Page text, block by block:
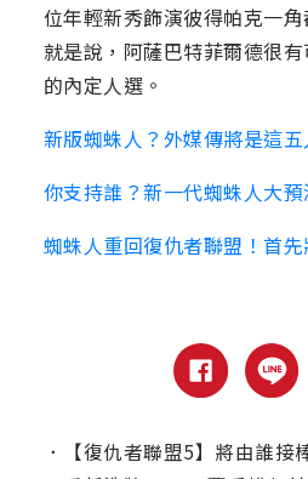
位年輕新秀飾演彼得帕克一
就是說，阿薩巴特菲爾德很
的內定人選。
新版蜘蛛人？外媒傳將是這
你支持誰？新一代蜘蛛人大預
蜘蛛人重回復仇者聯盟！首
．
【復仇者聯盟5】將由誰接